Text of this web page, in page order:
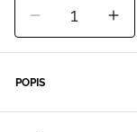
1
POPIS